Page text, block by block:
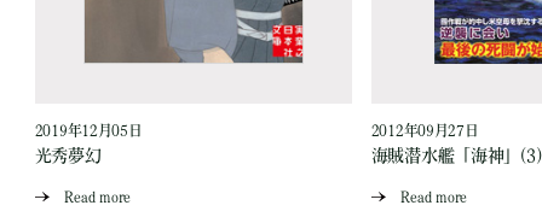
2019年12月05日
光秀夢幻
Read more
2012年09月27日
海賊潜水艦「海神」(3)
Read more